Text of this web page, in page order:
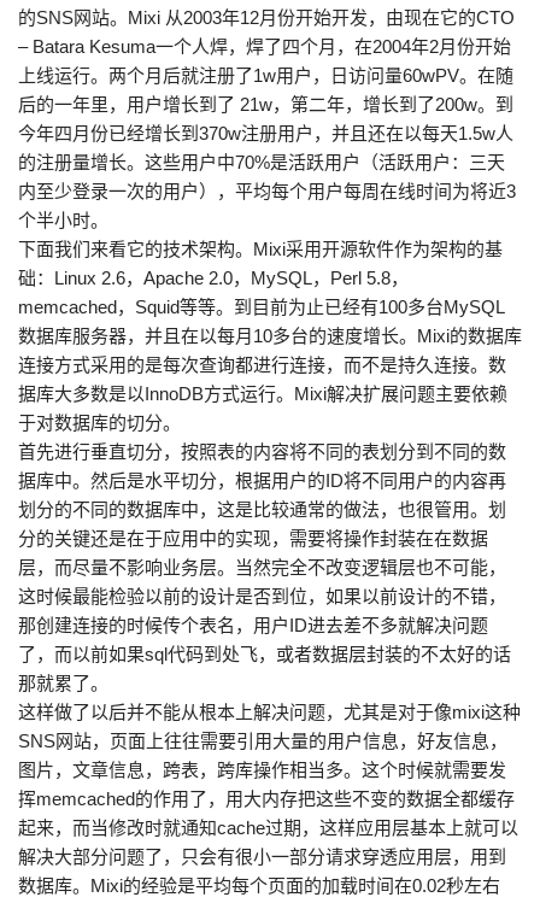
的SNS网站。Mixi 从2003年12月份开始开发，由现在它的CTO
– Batara Kesuma一个人焊，焊了四个月，在2004年2月份开始
上线运行。两个月后就注册了1w用户，日访问量60wPV。在随
后的一年里，用户增长到了 21w，第二年，增长到了200w。到
今年四月份已经增长到370w注册用户，并且还在以每天1.5w人
的注册量增长。这些用户中70%是活跃用户（活跃用户：三天
内至少登录一次的用户），平均每个用户每周在线时间为将近3
个半小时。
下面我们来看它的技术架构。Mixi采用开源软件作为架构的基
础：Linux 2.6，Apache 2.0，MySQL，Perl 5.8，
memcached，Squid等等。到目前为止已经有100多台MySQL
数据库服务器，并且在以每月10多台的速度增长。Mixi的数据库
连接方式采用的是每次查询都进行连接，而不是持久连接。数
据库大多数是以InnoDB方式运行。Mixi解决扩展问题主要依赖
于对数据库的切分。
首先进行垂直切分，按照表的内容将不同的表划分到不同的数
据库中。然后是水平切分，根据用户的ID将不同用户的内容再
划分的不同的数据库中，这是比较通常的做法，也很管用。划
分的关键还是在于应用中的实现，需要将操作封装在在数据
层，而尽量不影响业务层。当然完全不改变逻辑层也不可能，
这时候最能检验以前的设计是否到位，如果以前设计的不错，
那创建连接的时候传个表名，用户ID进去差不多就解决问题
了，而以前如果sql代码到处飞，或者数据层封装的不太好的话
那就累了。
这样做了以后并不能从根本上解决问题，尤其是对于像mixi这种
SNS网站，页面上往往需要引用大量的用户信息，好友信息，
图片，文章信息，跨表，跨库操作相当多。这个时候就需要发
挥memcached的作用了，用大内存把这些不变的数据全都缓存
起来，而当修改时就通知cache过期，这样应用层基本上就可以
解决大部分问题了，只会有很小一部分请求穿透应用层，用到
数据库。Mixi的经验是平均每个页面的加载时间在0.02秒左右